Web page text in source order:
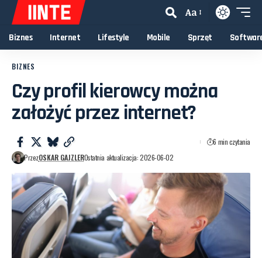
Aa
Biznes Internet Lifestyle Mobile Sprzęt
BIZNES
Czy profil kierowcy można
założyć przez internet?
PrzezOSKAR GAJZLEROstatnia aktualizacja: 2026-06-02
6 min czytania